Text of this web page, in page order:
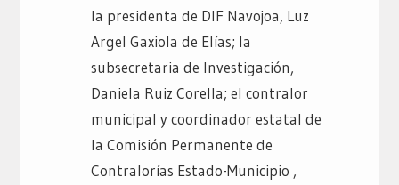
la presidenta de DIF Navojoa, Luz
Argel Gaxiola de Elías; la
subsecretaria de Investigación,
Daniela Ruiz Corella; el contralor
municipal y coordinador estatal de
la Comisión Permanente de
Contralorías Estado-Municipio ,